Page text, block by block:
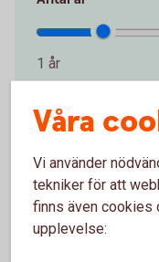
1 år
0 kr
Våra
Vi använder
tekniker för att
finns även cookies
upplevelse: